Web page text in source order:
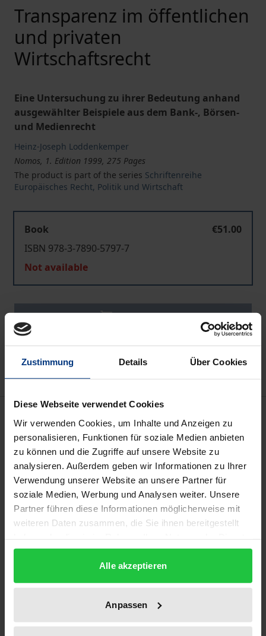
Zustimmung Details Über Cookies
Diese Webseite verwendet Cookies
Wir verwenden Cookies, um Inhalte und Anzeigen zu
personalisieren, Funktionen für soziale Medien anbieten
zu können und die Zugriffe auf unsere Website zu
analysieren. Außerdem geben wir Informationen zu Ihrer
Verwendung unserer Website an unsere Partner für
soziale Medien, Werbung und Analysen weiter. Unsere
Partner führen diese Informationen möglicherweise mit
weiteren Daten zusammen, die Sie ihnen bereitgestellt
gesammelt haben.
Alle akzeptieren
Anpassen
Transparenz im öffentlichen
und privaten
Wirtschaftsrecht
Eine Untersuchung zu ihrer Bedeutung anhand
ausgewählter Beispiele aus dem Bank-, Börsen-
und Medienrecht
Heinz-Joseph Loddenkemper
Nomos, 1. Edition 1999, 275 Pages
The product is part of the series Schriftenreihe
Europäisches Recht, Politik und Wirtschaft
Book
€51.00
ISBN 978-3-7890-5797-7
Not available
Add to Cart
Add to Wish List
Description
Globalized markets pose problems for law makers,
management, business organizers and auditors. The
conventional approach on its own will not suffice for
their solution. This is why the concept of
transparency is becoming increasingly important in
both investment and consumer protection circles.
The author backs up his approach with the help of
examples taken from banking, stock exchange and
media law.
not a term applicable exclusively to banking, stock
exchange and media law. Instead, it acquires its